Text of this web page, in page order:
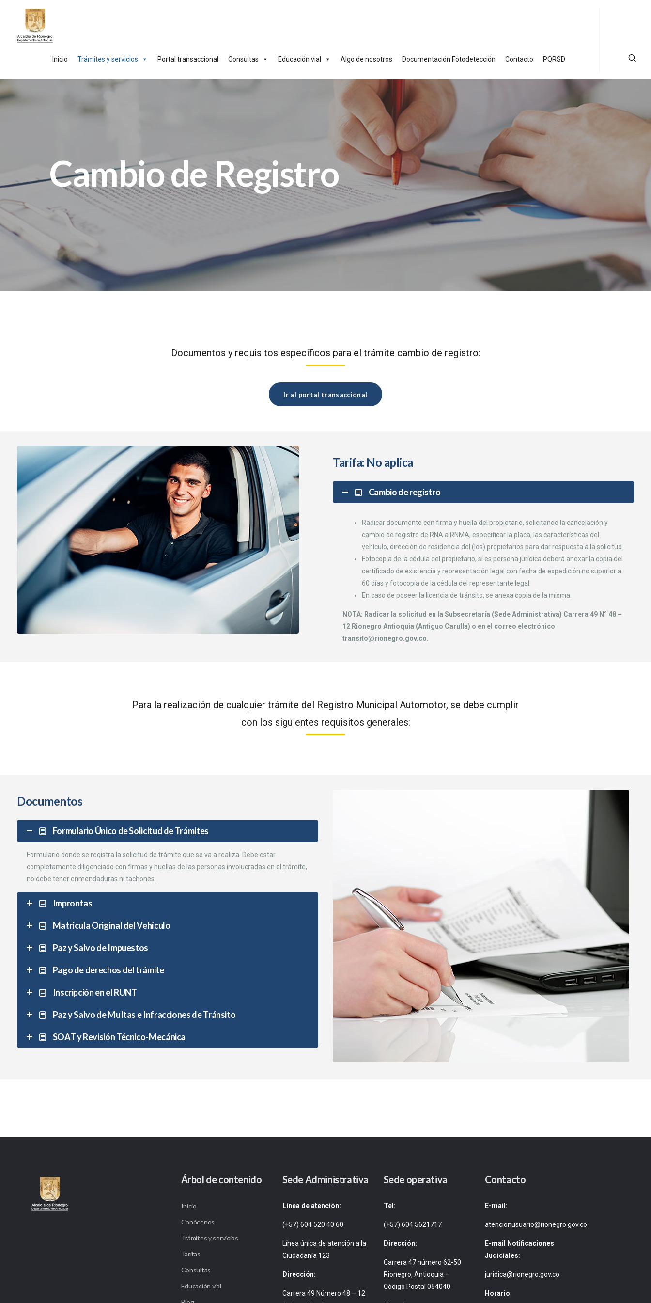
Inicio Trámites y servicios Portal transaccional Consultas Educación vial Algo de nosotros Documentación Fotodetección Contacto PQRSD
Cambio de Registro
Documentos y requisitos específicos para el trámite cambio de registro:
Ir al portal transaccional
Tarifa: No aplica
Cambio de registro
Radicar documento con firma y huella del propietario, solicitando la cancelación y
cambio de registro de RNA a RNMA, especificar la placa, las características del
vehículo, dirección de residencia del (los) propietarios para dar respuesta a la solicitud.
Fotocopia de la cédula del propietario, si es persona jurídica deberá anexar la copia del
certificado de existencia y representación legal con fecha de expedición no superior a
60 días y fotocopia de la cédula del representante legal.
En caso de poseer la licencia de tránsito, se anexa copia de la misma.
NOTA: Radicar la solicitud en la Subsecretaría (Sede Administrativa) Carrera 49 N° 48 –
12 Rionegro Antioquia (Antiguo Carulla) o en el correo electrónico
transito@rionegro.gov.co.
Para la realización de cualquier trámite del Registro Municipal Automotor, se debe cumplir
con los siguientes requisitos generales:
Documentos
Formulario Único de Solicitud de Trámites
Formulario donde se registra la solicitud de trámite que se va a realiza. Debe estar
completamente diligenciado con firmas y huellas de las personas involucradas en el trámite,
no debe tener enmendaduras ni tachones.
Improntas
Matrícula Original del Vehículo
Paz y Salvo de Impuestos
Pago de derechos del trámite
Inscripción en el RUNT
Paz y Salvo de MuItas e Infracciones de Tránsito
SOAT y Revisión Técnico-Mecánica
Árbol de contenido
Inicio
Conócenos
Trámites y servicios
Tarifas
Consultas
Educación vial
Sede Administrativa
Línea de atención:
(+57) 604 520 40 60
Línea única de atención a la
Ciudadanía 123
Dirección:
Carrera 49 Número 48 – 12
Sede operativa
Tel:
(+57) 604 5621717
Dirección:
Carrera 47 número 62-50
Rionegro, Antioquia –
Código Postal 054040
Contacto
E-mail:
atencionusuario@rionegro.gov.co
E-mail Notificaciones
Judiciales:
juridica@rionegro.gov.co
Horario: